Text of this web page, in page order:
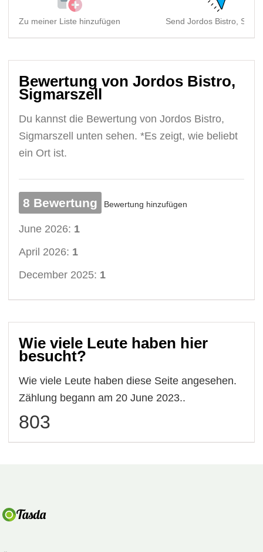
Zu meiner Liste hinzufügen Send Jordos Bistro,
Bewertung von Jordos Bistro,
Sigmarszell
Du kannst die Bewertung von Jordos Bistro,
Sigmarszell unten sehen. *Es zeigt, wie beliebt
ein Ort ist.
8 Bewertung Bewertung hinzufügen
June 2026: 1
April 2026: 1
December 2025: 1
Wie viele Leute haben hier
besucht?
Wie viele Leute haben diese Seite angesehen.
Zählung begann am 20 June 2023..
803